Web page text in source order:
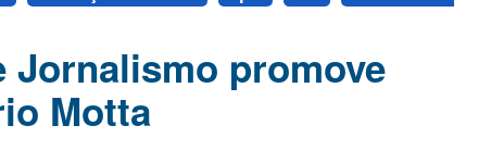
Jornalismo promove
Motta